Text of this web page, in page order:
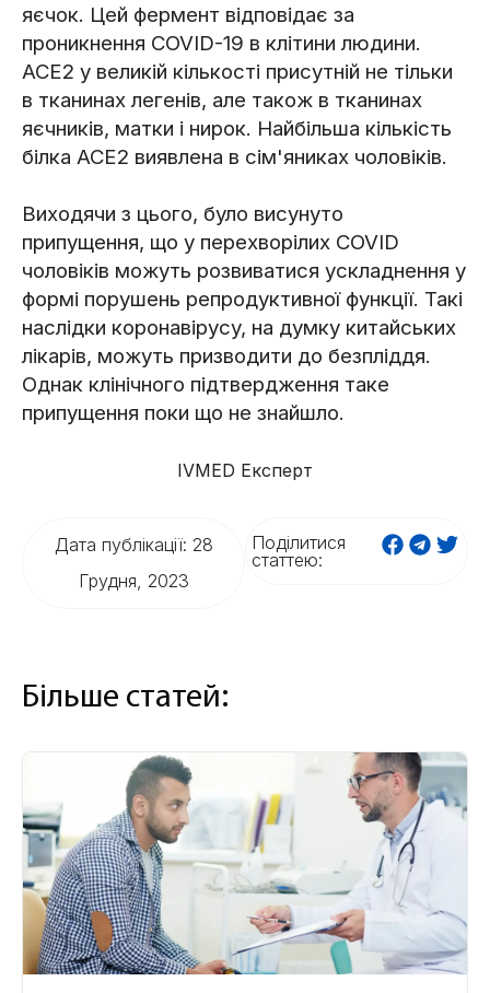
яєчок. Цей фермент відповідає за
проникнення COVID-19 в клітини людини.
ACE2 у великій кількості присутній не тільки
в тканинах легенів, але також в тканинах
яєчників, матки і нирок. Найбільша кількість
білка ACE2 виявлена в сім'яниках чоловіків.
Виходячи з цього, було висунуто
припущення, що у перехворілих COVID
чоловіків можуть розвиватися ускладнення у
формі порушень репродуктивної функції. Такі
наслідки коронавірусу, на думку китайських
лікарів, можуть призводити до безпліддя.
Однак клінічного підтвердження таке
припущення поки що не знайшло.
IVMED Експерт
Дата публікації: 28
Грудня, 2023
Поділитися
статтею:
Більше статей: